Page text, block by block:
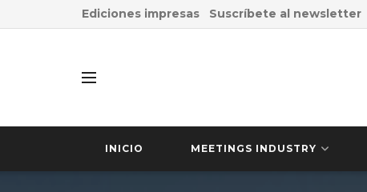
Ediciones impresas Suscríbete al newsletter
INICIO MEETINGS INDUSTRY